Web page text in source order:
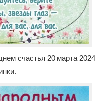
счастья 20 марта 2024